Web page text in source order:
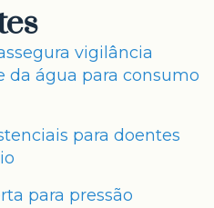
vigilância
água para consumo
para doentes
para pressão